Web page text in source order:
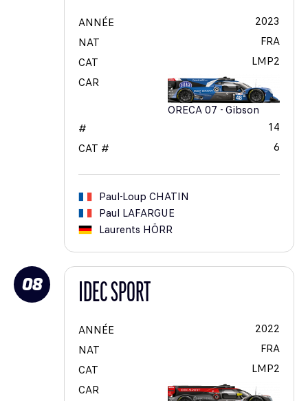
ANNÉE
2023
NAT
FRA
CAT
LMP2
CAR
ORECA 07 - Gibson
#
14
CAT #
6
Paul-Loup CHATIN
Paul LAFARGUE
Laurents HÖRR
08 IDEC SPORT
ANNÉE
2022
NAT
FRA
CAT
LMP2
CAR